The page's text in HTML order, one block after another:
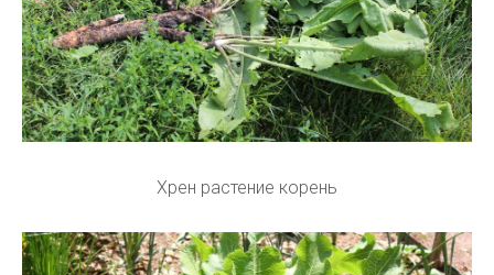
Хрен растение корень